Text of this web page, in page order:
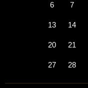
6 7
13 14
20 21
27 28